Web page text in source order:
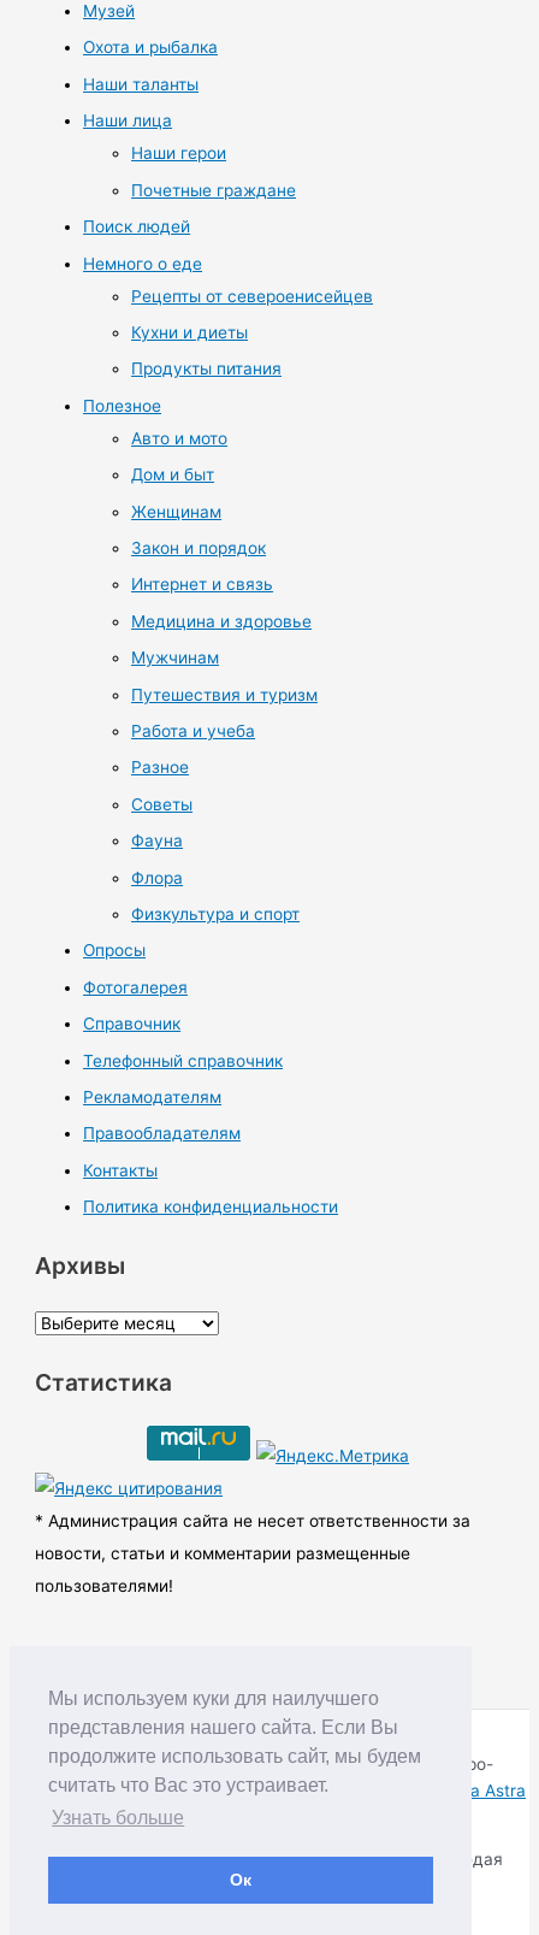
Мы используем куки для наилучшего
представления нашего сайта. Если Вы
продолжите использовать сайт, мы будем
считать что Вас это устраивает.
Узнать больше
Ок
Музей
Охота и рыбалка
Наши таланты
Наши лица
Наши герои
Почетные граждане
Поиск людей
Немного о еде
Рецепты от североенисейцев
Кухни и диеты
Продукты питания
Полезное
Авто и мото
Дом и быт
Женщинам
Закон и порядок
Интернет и связь
Медицина и здоровье
Мужчинам
Путешествия и туризм
Работа и учеба
Разное
Советы
Фауна
Флора
Физкультура и спорт
Опросы
Фотогалерея
Справочник
Телефонный справочник
Рекламодателям
Правообладателям
Контакты
Политика конфиденциальности
Архивы
А
х
ы
Статистика
* Администрация сайта не несет ответственности за
новости, статьи и комментарии размещенные
пользователями!
Copyright © RUDNIK.MOBI 28.06.2008 - 2026 | Северо-
Енисейский округ Красноярского края | Powered by
Тема Astra
Копирование материалов разрешается только соблюдая
Правила